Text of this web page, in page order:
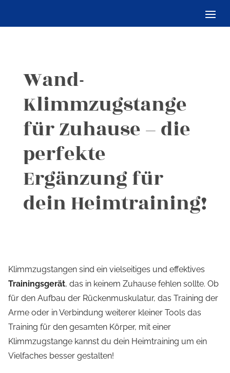
Wand-
Klimmzugstange
für Zuhause – die
perfekte
Ergänzung für
dein Heimtraining!
Klimmzugstangen sind ein vielseitiges und effektives
Trainingsgerät, das in keinem Zuhause fehlen sollte. Ob
für den Aufbau der Rückenmuskulatur, das Training der
Arme oder in Verbindung weiterer kleiner Tools das
Training für den gesamten Körper, mit einer
Klimmzugstange kannst du dein Heimtraining um ein
Vielfaches besser gestalten!